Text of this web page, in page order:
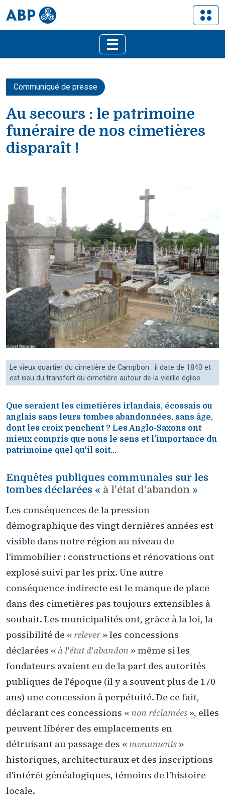
Communiqué de presse
Au secours : le patrimoine
funéraire de nos cimetières
disparaît !
Le vieux quartier du cimetière de Campbon : il date de 1840 et
est issu du transfert du cimetière autour de la vieillle église.
Que seraient les cimetières irlandais, écossais ou
anglais sans leurs tombes abandonnées, sans âge,
dont les croix penchent ? Les Anglo-Saxons ont
mieux compris que nous le sens et l'importance du
patrimoine quel qu'il soit…
Enquêtes publiques communales sur les
tombes déclarées « à l'état d'abandon »
Les conséquences de la pression
démographique des vingt dernières années est
visible dans notre région au niveau de
l'immobilier : constructions et rénovations ont
explosé suivi par les prix. Une autre
conséquence indirecte est le manque de place
dans des cimetières pas toujours extensibles à
souhait. Les municipalités ont, grâce à la loi, la
possibilité de « relever » les concessions
déclarées «à l'état d'abandon » même si les
fondateurs avaient eu de la part des autorités
publiques de l'époque (il y a souvent plus de 170
ans) une concession à perpétuité. De ce fait,
déclarant ces concessions « non réclamées », elles
peuvent libérer des emplacements en
détruisant au passage des « monuments »
historiques, architecturaux et des inscriptions
d'intérêt généalogiques, témoins de l'histoire
locale.